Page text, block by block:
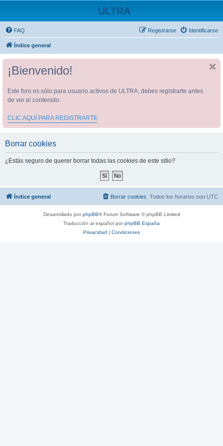
ULTRA
FAQ Identificarse
Registrarse
Índice general
¡Bienvenido!
Este foro es sólo para usuario activos de ULTRA, debes registrarte antes
de ver el contenido.
CLIC AQUÍ PARA REGISTRARTE
Borrar cookies
¿Estás seguro de querer borrar todas las cookies de este sitio?
Índice general Todos los horarios son UTC
Borrar cookies
Desarrollado porphpBB® Forum Software © phpBB Limited
Traducción al español porphpBB España
Privacidad | Condiciones